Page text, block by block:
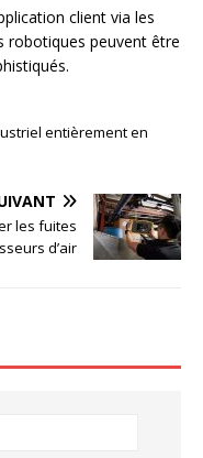
client via les
robotiques peuvent être
entièrement en
les fuites
d’air